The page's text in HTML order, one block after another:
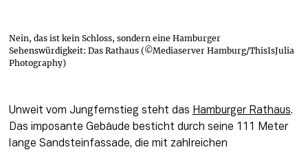
Nein, das ist kein Schloss, sondern eine Hamburger
Sehenswürdigkeit: Das Rathaus (©Mediaserver Hamburg/ThisIsJulia
Photography)
Unweit vom Jungfernstieg steht das Hamburger Rathaus.
Das imposante Gebäude besticht durch seine 111 Meter
lange Sandsteinfassade, die mit zahlreichen